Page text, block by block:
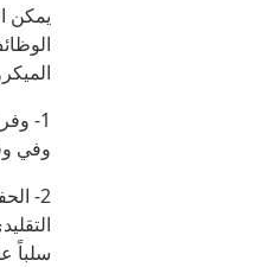
يمكن
1-
وفي
2-
سلباً